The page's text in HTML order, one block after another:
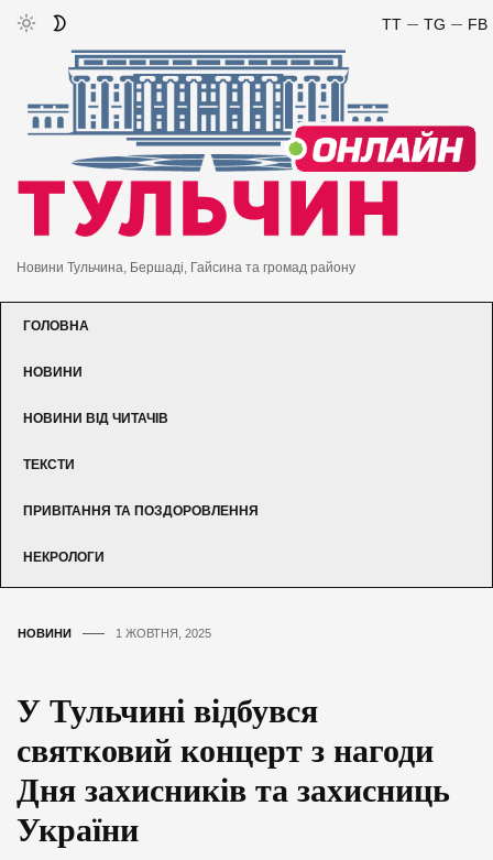
FB
TG
TT
Новини Тульчина, Бершаді, Гайсина та громад району
ГОЛОВНА
НОВИНИ
НОВИНИ ВІД ЧИТАЧІВ
ТЕКСТИ
ПРИВІТАННЯ ТА ПОЗДОРОВЛЕННЯ
НЕКРОЛОГИ
НОВИНИ 1 ЖОВТНЯ, 2025
У Тульчині відбувся
святковий концерт з нагоди
Дня захисників та захисниць
України